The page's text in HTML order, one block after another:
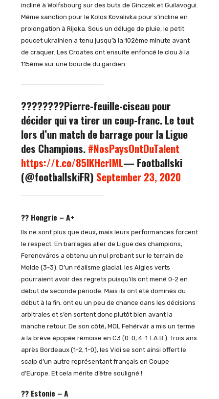
incliné à Wolfsbourg sur des buts de Ginczek et Guilavogui.
Même sanction pour le Kolos Kovalivka pour s’incline en
prolongation à Rijeka. Sous un déluge de pluie, le petit
poucet ukrainien a tenu jusqu’à la 102ème minute avant
de craquer. Les Croates ont ensuite enfoncé le clou à la
115ème sur une bourde du gardien.
????????Pierre-feuille-ciseau pour
décider qui va tirer un coup-franc. Le tout
lors d’un match de barrage pour la Ligue
des Champions.#NosPaysOntDuTalent
https://t.co/85lKHcrIML— Footballski
(@footballskiFR) September 23, 2020
?? Hongrie – A+
Ils ne sont plus que deux, mais leurs performances forcent
le respect. En barrages aller de Ligue des champions,
Ferencváros a obtenu un nul probant sur le terrain de
Molde (3-3). D’un réalisme glacial, les Aigles verts
pourraient avoir des regrets puisqu’ils ont mené 0-2 en
début de seconde période. Mais ils ont été dominés du
début à la fin, ont eu un peu de chance dans les décisions
arbitrales et s’en sortent donc plutôt bien avant la
manche retour. De son côté, MOL Fehérvár a mis un terme
à la brève épopée rémoise en C3 (0-0, 4-1 T.A.B.). Trois ans
après Bordeaux (1-2, 1-0), les Vidi se sont ainsi offert le
scalp d’un autre représentant français en Coupe
d’Europe. Et cela mérite d’être souligné !
?? Estonie – A